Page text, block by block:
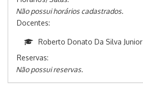
Não possui horários cadastrados.
Docentes:
Roberto Donato Da Silva Junior
Reservas:
Não possui reservas.